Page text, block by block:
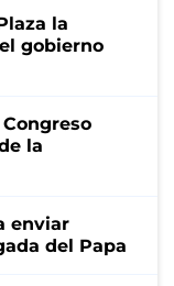
la
gobierno
la
enviar
del Papa